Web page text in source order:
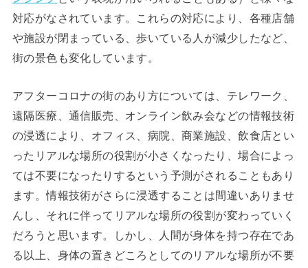
対応がなされています。これらの対応により、各種店舗
や施設が閉まっている、歩いている人が減少したなど、
街の景色も変化しています。
アフターコロナの街のあり方については、テレワーク、
遠隔医療、通信販売、オンライン飲み会などの情報技術
の浸透により、オフィス、病院、商業施設、飲食店とい
ったリアルな場所の役割が小さくなったり、場合によっ
ては不要になったりするという予測がされることもあり
ます。情報技術がさらに浸透することは間違いありませ
んし、それに伴ってリアルな場所の役割が変わっていく
だろうと思います。しかし、人間が身体を持つ存在であ
る以上、身体の置きどころとしてのリアルな場所が不要